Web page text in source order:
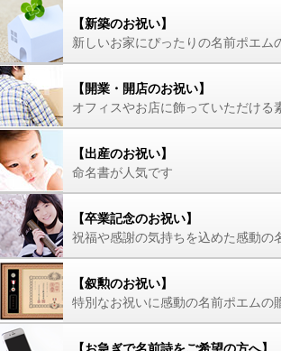
【新築のお祝い】
新しいお家にぴったりの名前ポエム
【開業・開店のお祝い】
オフィスやお店に飾っていただける
【出産のお祝い】
命名書が人気です
【卒業記念のお祝い】
祝福や感謝の気持ちを込めた感動の
【叙勲のお祝い】
特別なお祝いに感動の名前ポエムの
【お急ぎで名前詩をご希望の方へ】